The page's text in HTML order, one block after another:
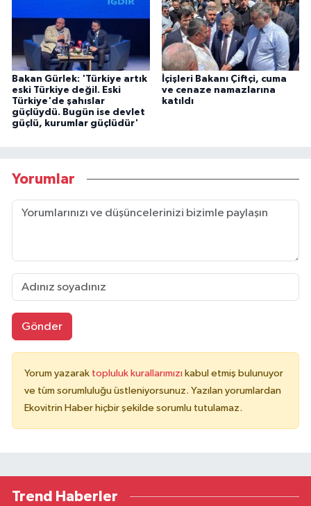
Bakan Gürlek: 'Türkiye artık
eski Türkiye değil. Eski
Türkiye'de şahıslar
güçlüydü. Bugün ise devlet
güçlü, kurumlar güçlüdür'
İçişleri Bakanı Çiftçi, cuma
ve cenaze namazlarına
katıldı
Yorumlar
Gönder
Yorum yazarak topluluk kurallarımızı kabul etmiş bulunuyor
ve tüm sorumluluğu üstleniyorsunuz. Yazılan yorumlardan
Ekovitrin Haber hiçbir şekilde sorumlu tutulamaz.
Trend Haberler